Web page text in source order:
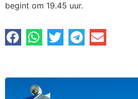
begint om 19.45 uur.